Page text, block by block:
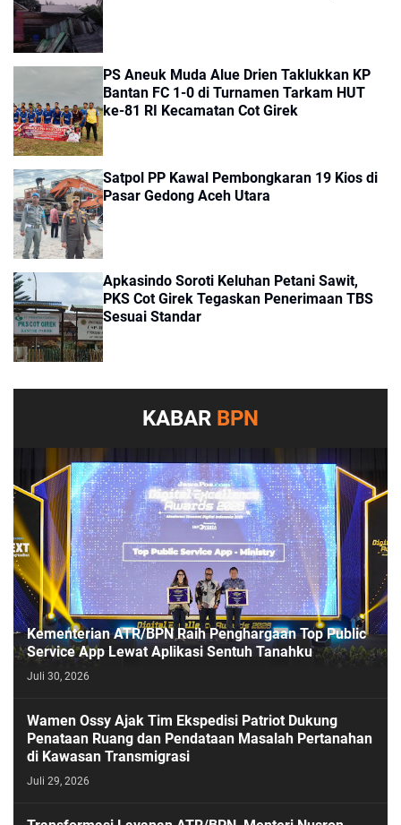
PS Aneuk Muda Alue Drien Taklukkan KP
Bantan FC 1-0 di Turnamen Tarkam HUT
ke-81 RI Kecamatan Cot Girek
Satpol PP Kawal Pembongkaran 19 Kios di
Pasar Gedong Aceh Utara
Apkasindo Soroti Keluhan Petani Sawit,
PKS Cot Girek Tegaskan Penerimaan TBS
Sesuai Standar
KABAR BPN
Kementerian ATR/BPN Raih Penghargaan Top Public
Service App Lewat Aplikasi Sentuh Tanahku
Juli 30, 2026
Wamen Ossy Ajak Tim Ekspedisi Patriot Dukung
Penataan Ruang dan Pendataan Masalah Pertanahan
di Kawasan Transmigrasi
Juli 29, 2026